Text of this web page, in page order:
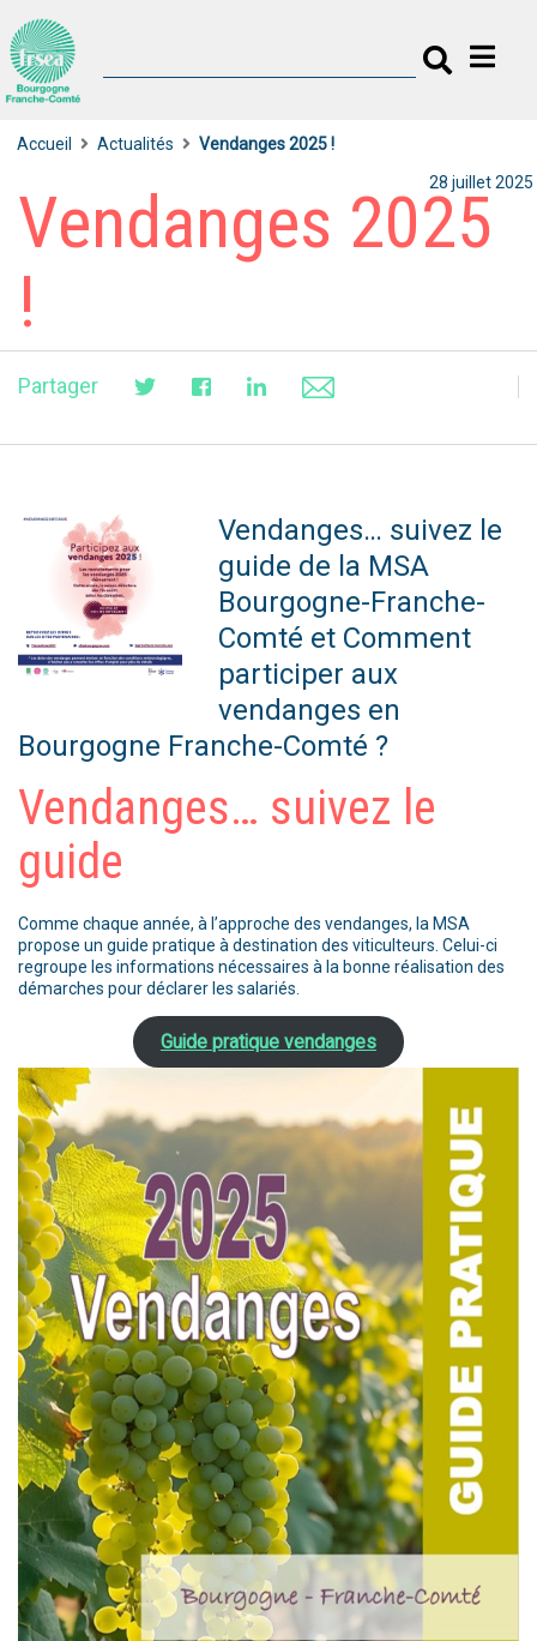
Accueil Actualités Vendanges 2025 !
Vendanges 2025
!
28 juillet 2025
Partager
Vendanges… suivez le
guide de la MSA
Bourgogne-Franche-
Comté et Comment
participer aux
vendanges en
Bourgogne Franche-Comté ?
Vendanges… suivez le
guide
Comme chaque année, à l’approche des vendanges, la MSA
propose un guide pratique à destination des viticulteurs. Celui-ci
regroupe les informations nécessaires à la bonne réalisation des
démarches pour déclarer les salariés.
Guide pratique vendanges